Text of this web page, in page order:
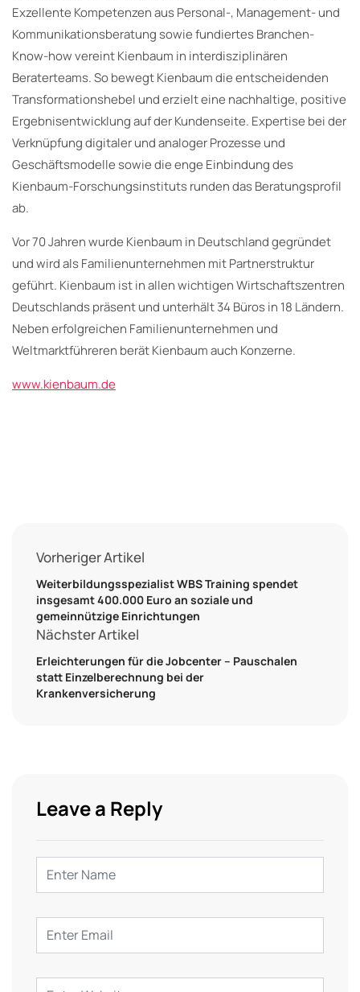
Exzellente Kompetenzen aus Personal-, Management- und
Kommunikationsberatung sowie fundiertes Branchen-
Know-how vereint Kienbaum in interdisziplinären
Beraterteams. So bewegt Kienbaum die entscheidenden
Transformationshebel und erzielt eine nachhaltige, positive
Ergebnisentwicklung auf der Kundenseite. Expertise bei der
Verknüpfung digitaler und analoger Prozesse und
Geschäftsmodelle sowie die enge Einbindung des
Kienbaum-Forschungsinstituts runden das Beratungsprofil
ab.
Vor 70 Jahren wurde Kienbaum in Deutschland gegründet
und wird als Familienunternehmen mit Partnerstruktur
geführt. Kienbaum ist in allen wichtigen Wirtschaftszentren
Deutschlands präsent und unterhält 34 Büros in 18 Ländern.
Neben erfolgreichen Familienunternehmen und
Weltmarktführeren berät Kienbaum auch Konzerne.
www.kienbaum.de
Vorheriger Artikel
Weiterbildungsspezialist WBS Training spendet
insgesamt 400.000 Euro an soziale und
gemeinnützige Einrichtungen
Nächster Artikel
Erleichterungen für die Jobcenter – Pauschalen
statt Einzelberechnung bei der
Krankenversicherung
Leave a Reply